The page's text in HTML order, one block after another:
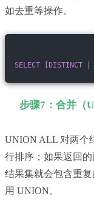
如去重等操作。
SELECT DISTINCT
步骤7：合并（
UNION ALL 对两个
行排序；如果返回
结果集就会包含重
用 UNION。